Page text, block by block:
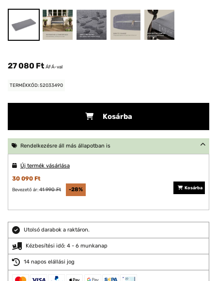
27 080 Ft ÁFÁ-val
TERMÉKKÓD: 52033490
Kosárba
Rendelkezésre áll más állapotban is
Új termék vásárlása
30 090 Ft
Bevezető ár:41 990 Ft -28% Kosárba
Utolsó darabok a raktáron.
Kézbesítési idő: 4 - 6 munkanap
14 napos elállási jog